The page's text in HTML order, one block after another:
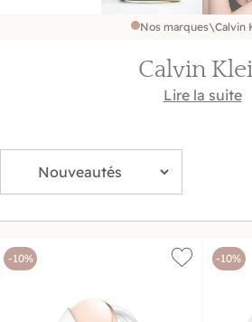
Nos marques\Calvin
Calvin
Retrouvez le style Calvin Klein
intemporel.
Lire la suite
-10% -10%